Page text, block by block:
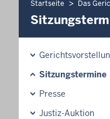
Startseite Das
Sitzungstermine
Presse
Justiz-Auktion